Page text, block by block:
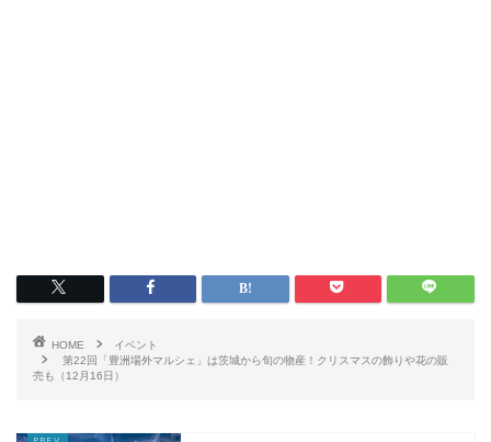
HOME
イベント
第22回「豊洲場外マルシェ」は茨城から旬の物産！クリスマスの飾りや花の販
売も（12月16日）